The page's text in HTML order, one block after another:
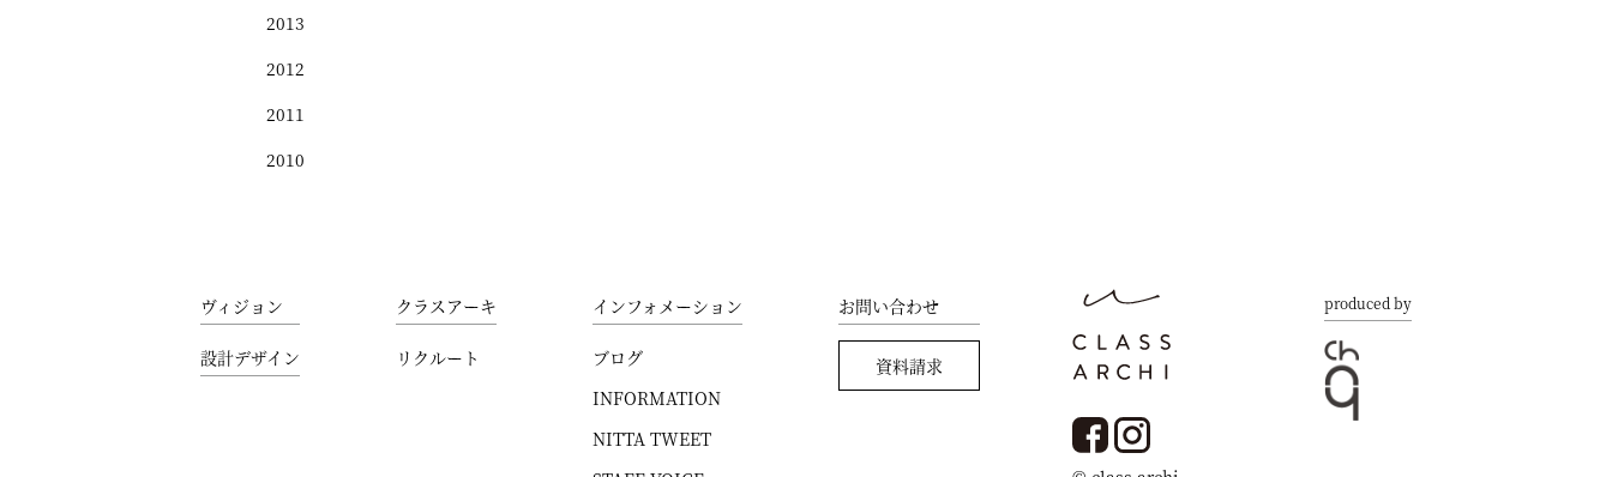
2013
2012
2011
2010
ヴィジョン
設計デザイン
クラスアーキ
リクルート
インフォメーション
ブログ
INFORMATION
NITTA TWEET
お問い合わせ
資料請求
produced by